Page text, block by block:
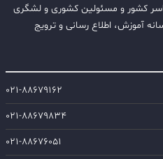
سراسر کشور و مسئولین کشوری و لشگری
آموزش، اطلاع رسانی و ترویج
۰۲۱-۸۸۶۷۹۱۶۲
۰۲۱-۸۸۶۷۹۸۳۴
۰۲۱-۸۸۶۷۶۰۵۱